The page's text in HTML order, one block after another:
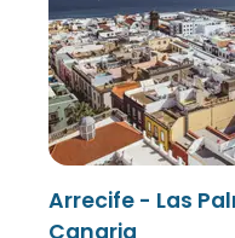
Arrecife - Las
Canaria